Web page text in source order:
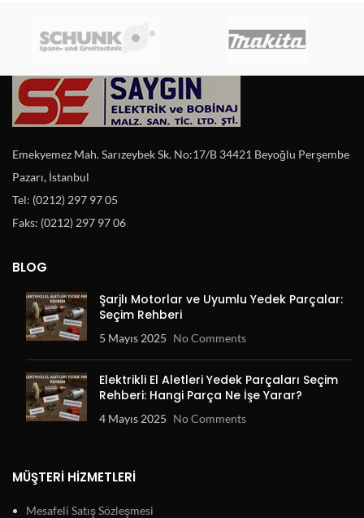
Emekyemez Mah. Sarızeybek Sk. No:17/B 34421 Beyoğlu Perşembe
Pazarı, İstanbul
Tel: (0212) 297 97 05
Faks: (0212) 297 97 06
BLOG
Şarjlı Motorlar ve Uyumlu Yedek Parçalar:
Seçim Rehberi
5 Mayıs 2025 No Comments
Elektrikli El Aletleri Yedek Parçaları Seçim
Rehberi: Hangi Parça Ne İşe Yarar?
4 Mayıs 2025 No Comments
MÜŞTERI HIZMETLERI
Mesafeli Satış Sözleşmesi